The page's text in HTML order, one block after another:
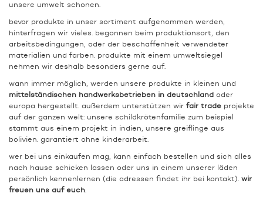
unsere umwelt schonen.
bevor produkte in unser sortiment aufgenommen werden,
hinterfragen wir vieles. begonnen beim produktionsort, den
arbeitsbedingungen, oder der beschaffenheit verwendeter
materialien und farben. produkte mit einem umweltsiegel
nehmen wir deshalb besonders gerne auf.
wann immer möglich, werden unsere produkte in kleinen und
mittelständischen handwerksbetrieben in deutschland oder
europa hergestellt. außerdem unterstützen wir fair trade projekte
auf der ganzen welt: unsere schildkrötenfamilie zum beispiel
stammt aus einem projekt in indien, unsere greiflinge aus
bolivien. garantiert ohne kinderarbeit.
wer bei uns einkaufen mag, kann einfach bestellen und sich alles
nach hause schicken lassen oder uns in einem unserer läden
persönlich kennenlernen (die adressen findet ihr bei kontakt). wir
freuen uns auf euch.